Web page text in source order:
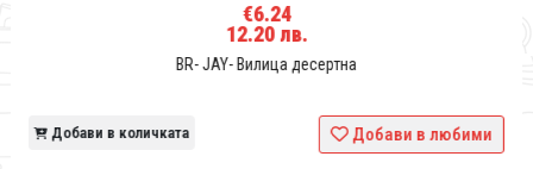
€6.24
12.20 лв.
BR- JAY- Вилица десертна
Добави в количката Добави в любими